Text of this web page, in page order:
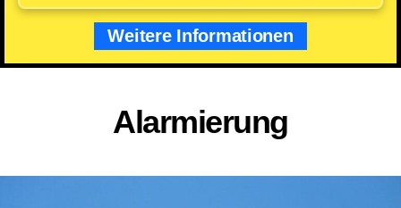
Weitere Informationen
Alarmierung